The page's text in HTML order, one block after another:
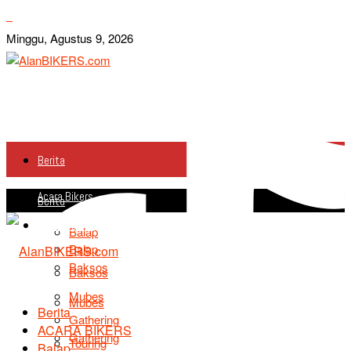
Minggu, Agustus 9, 2026
Berita
Acara Bikers
Balap
Baksos
Mubes
Gathering
Berita
Acara Bikers
Balap
Baksos
Mubes
Gathering
Touring
Berita
ACARA BIKERS